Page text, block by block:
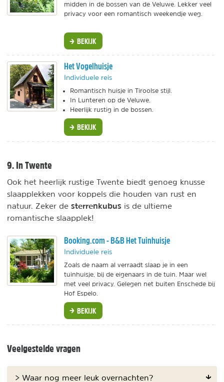
midden in de bossen van de Veluwe. Lekker veel
privacy voor een romantisch weekendje weg.
BEKIJK
Het Vogelhuisje
Individuele reis
Romantisch huisje in Tiroolse stijl.
In Lunteren op de Veluwe.
Heerlijk rustig in de bossen.
BEKIJK
9. In Twente
Ook het heerlijk rustige Twente biedt genoeg knusse
slaapplekken voor koppels die houden van rust en
natuur. Zeker de sterrenkubus is de ultieme
romantische slaapplek!
Booking.com - B&B Het Tuinhuisje
Individuele reis
Zoals de naam al verraadt slaap je in een
tuinhuisje, bij de eigenaars in de tuin. Maar wel
met veel privacy. Gelegen net buiten Enschede bij
Hof Espelo.
BEKIJK
Veelgestelde vragen
> Waar nog meer leuk overnachten?